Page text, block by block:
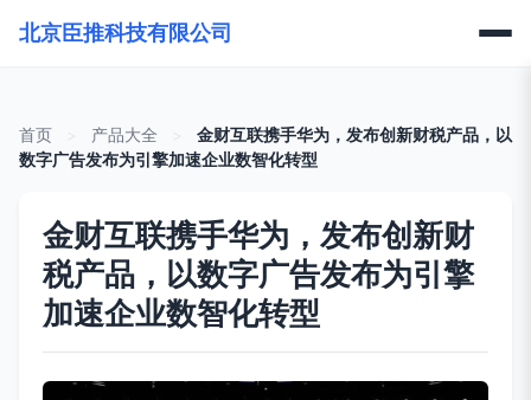
北京臣推科技有限公司
首页 产品大全
金财互联携手华为，发布创新财税产品，以
数字广告发布为引擎加速企业数智化转型
金财互联携手华为，发布创新财
税产品，以数字广告发布为引擎
加速企业数智化转型